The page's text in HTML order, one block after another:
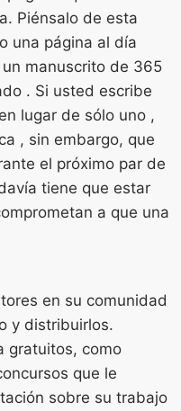
Piénsalo de esta
una página al día
manuscrito de 365
. Si usted escribe
lugar de sólo uno ,
, sin embargo, que
el próximo par de
tiene que estar
a que una
en su comunidad
y distribuirlos.
gratuitos, como
que le
sobre su trabajo